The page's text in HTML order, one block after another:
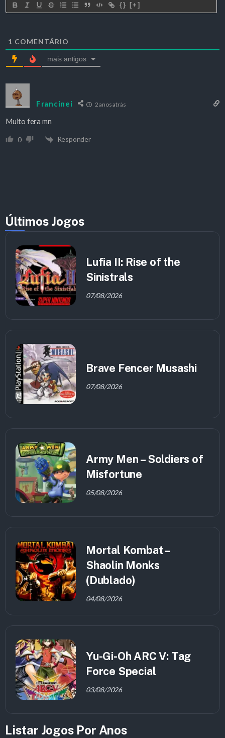
{} [+]
1 COMENTÁRIO
mais antigos
Francinei 2 anos atrás
Muito fera mn
0 Responder
Últimos Jogos
Lufia II: Rise of the
Sinistrals
07/08/2026
Brave Fencer Musashi
07/08/2026
Army Men – Soldiers of
Misfortune
05/08/2026
Mortal Kombat –
Shaolin Monks
(Dublado)
04/08/2026
Yu-Gi-Oh ARC V: Tag
Force Special
03/08/2026
Listar Jogos Por Anos